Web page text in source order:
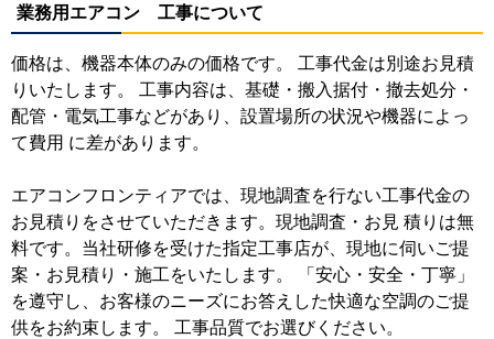
業務用エアコン 工事について
価格は、機器本体のみの価格です。 工事代金は別途お見積
りいたします。 工事内容は、基礎・搬入据付・撤去処分・
配管・電気工事などがあり、設置場所の状況や機器によっ
て費用 に差があります。
エアコンフロンティアでは、現地調査を行ない工事代金の
お見積りをさせていただきます。現地調査・お見 積りは無
料です。当社研修を受けた指定工事店が、現地に伺いご提
案・お見積り・施工をいたします。 「安心・安全・丁寧」
を遵守し、お客様のニーズにお答えした快適な空調のご提
供をお約束します。 工事品質でお選びください。